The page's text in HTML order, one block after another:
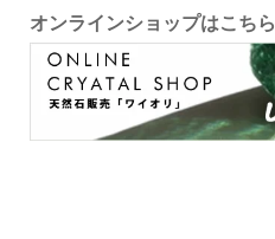
オンラインショップはこちら